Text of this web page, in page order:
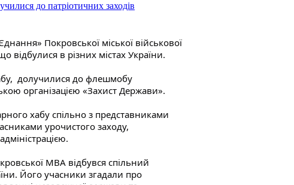
до патріотичних заходів
Покровської міської військової
відбулися в різних містах України.
долучилися до флешмобу
організацією «Захист Держави».
хабу спільно з представниками
урочистого заходу,
МВА відбувся спільний
Його учасники згадали про